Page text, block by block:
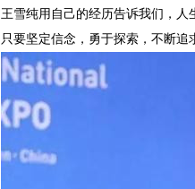
王雪纯用自己的经历告诉我们，人
只要坚定信念，勇于探索，不断